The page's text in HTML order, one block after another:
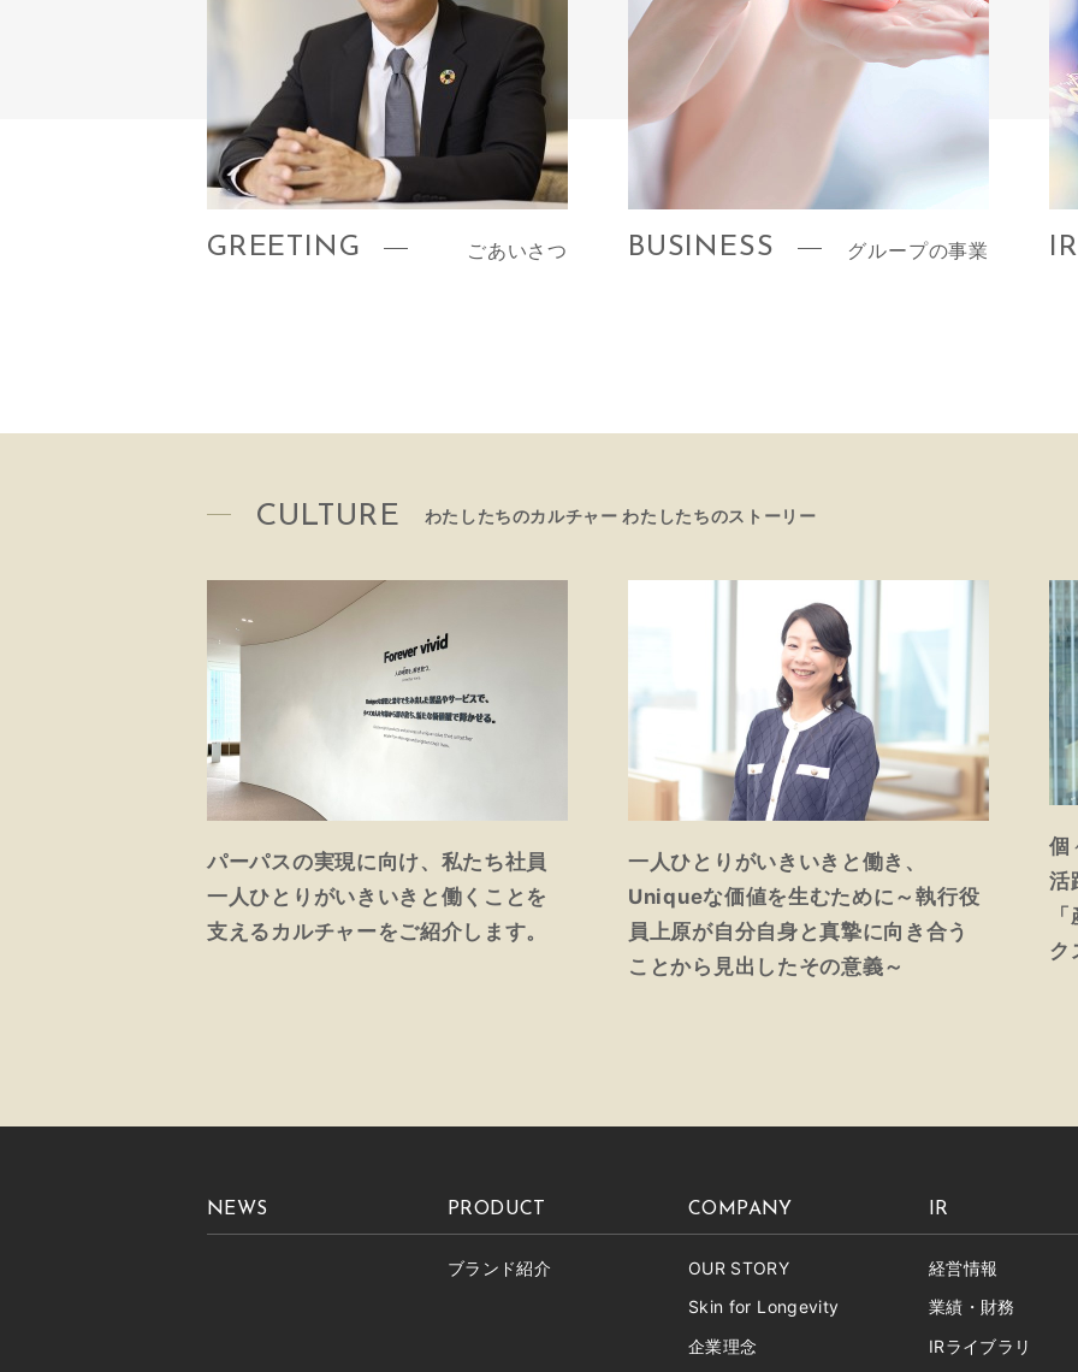
GREETING ごあいさつ BUSINESS グループの事業 IR
CULTURE わたしたちのカルチャー わたしたちのストーリー
パーパスの実現に向け、私たち社員
一人ひとりがいきいきと働くことを
支えるカルチャーをご紹介します。
一人ひとりがいきいきと働き、
Uniqueな価値を生むために～執行役
員上原が自分自身と真摯に向き合う
ことから見出したその意義～
個
活
ク
NEWS PRODUCT
ブランド紹介
COMPANY
OUR STORY
Skin for Longevity
企業理念
IR
経営情報
業績・財務
IRライブラリ